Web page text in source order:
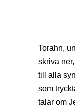
Torahn,
skriva
till alla
som
talar om